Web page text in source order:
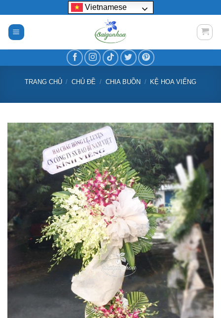
nội
dung
Vietnamese
TRANG CHỦ / CHỦ ĐỀ / CHIA BUỒN / KỆ HOA VIẾNG